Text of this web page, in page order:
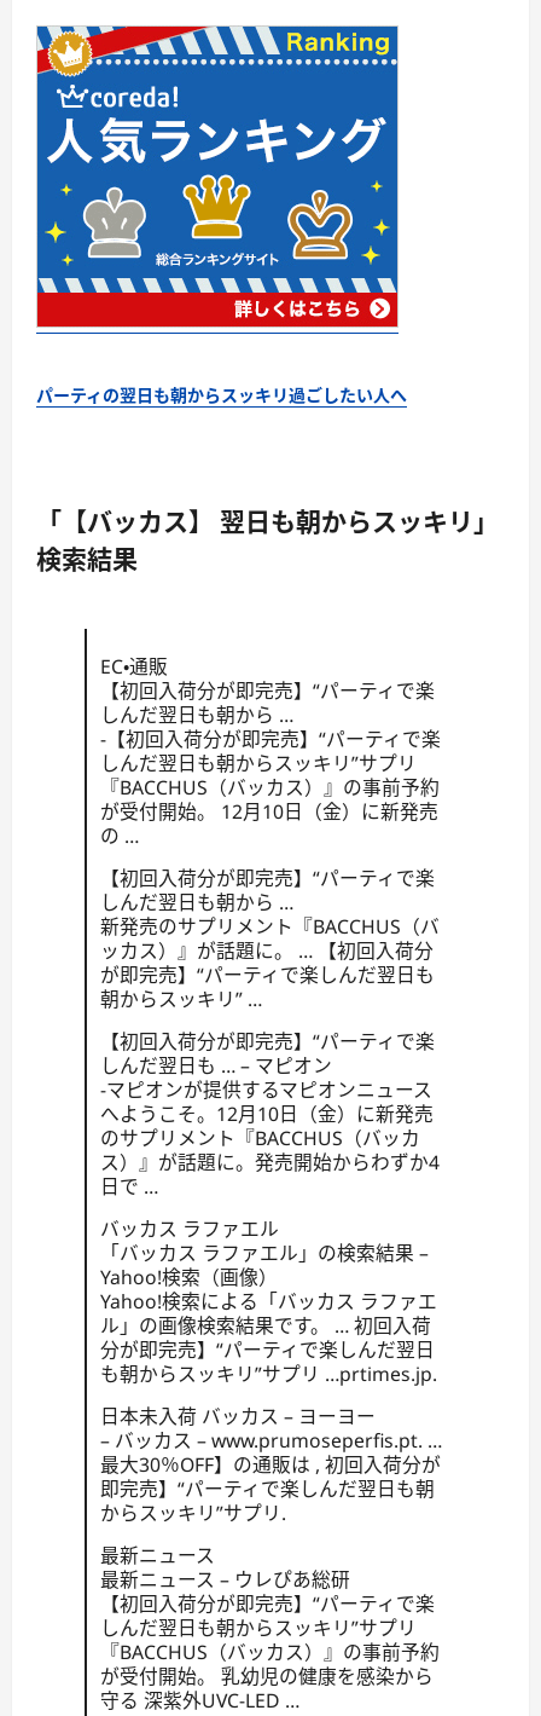
パーティの翌日も朝からスッキリ過ごしたい人へ
「【バッカス】 翌日も朝からスッキリ」
検索結果
EC・通販
【初回入荷分が即完売】“パーティで楽
しんだ翌日も朝から …
-【初回入荷分が即完売】“パーティで楽
しんだ翌日も朝からスッキリ”サプリ
『BACCHUS（バッカス）』の事前予約
が受付開始。 12月10日（金）に新発売
の …
【初回入荷分が即完売】“パーティで楽
しんだ翌日も朝から …
新発売のサプリメント『BACCHUS（バ
ッカス）』が話題に。 … 【初回入荷分
が即完売】“パーティで楽しんだ翌日も
朝からスッキリ” …
【初回入荷分が即完売】“パーティで楽
しんだ翌日も … – マピオン
-マピオンが提供するマピオンニュース
へようこそ。12月10日（金）に新発売
のサプリメント『BACCHUS（バッカ
ス）』が話題に。発売開始からわずか4
日で …
バッカス ラファエル
「バッカス ラファエル」の検索結果 –
Yahoo!検索（画像）
Yahoo!検索による「バッカス ラファエ
ル」の画像検索結果です。 … 初回入荷
分が即完売】“パーティで楽しんだ翌日
も朝からスッキリ”サプリ …prtimes.jp.
日本未入荷 バッカス – ヨーヨー
– バッカス – www.prumoseperfis.pt. …
最大30％OFF】の通販は , 初回入荷分が
即完売】“パーティで楽しんだ翌日も朝
からスッキリ”サプリ.
最新ニュース
最新ニュース – ウレぴあ総研
【初回入荷分が即完売】“パーティで楽
しんだ翌日も朝からスッキリ”サプリ
『BACCHUS（バッカス）』の事前予約
が受付開始。 乳幼児の健康を感染から
守る 深紫外UVC-LED …